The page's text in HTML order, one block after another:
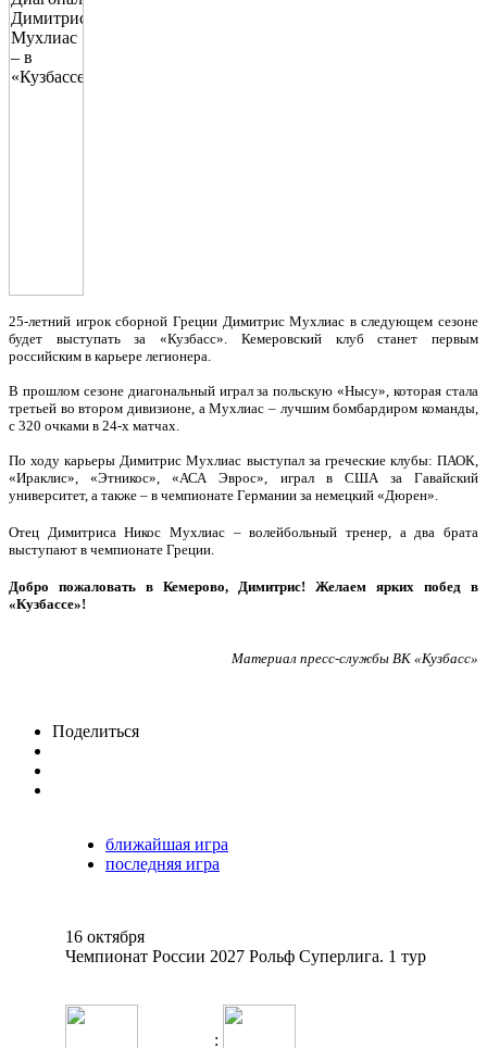
25-летний игрок сборной Греции Димитрис Мухлиас в следующем сезоне
будет выступать за «Кузбасс». Кемеровский клуб станет первым
российским в карьере легионера.
В прошлом сезоне диагональный играл за польскую «Нысу», которая стала
третьей во втором дивизионе, а Мухлиас – лучшим бомбардиром команды,
с 320 очками в 24-х матчах.
По ходу карьеры Димитрис Мухлиас выступал за греческие клубы: ПАОК,
«Ираклис», «Этникос», «АСА Эврос», играл в США за Гавайский
университет, а также – в чемпионате Германии за немецкий «Дюрен».
Отец Димитриса Никос Мухлиас – волейбольный тренер, а два брата
выступают в чемпионате Греции.
Добро пожаловать в Кемерово, Димитрис! Желаем ярких побед в
«Кузбассе»!
Материал пресс-службы ВК «Кузбасс»
Поделиться
ближайшая игра
последняя игра
16 октября
Чемпионат России 2027 Рольф Суперлига. 1 тур
: